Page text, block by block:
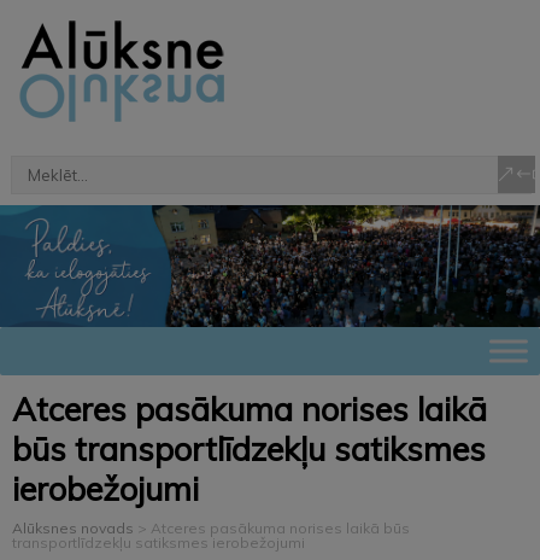
Atceres pasākuma norises laikā
būs transportlīdzekļu satiksmes
ierobežojumi
Alūksnes novads > Atceres pasākuma norises laikā būs
transportlīdzekļu satiksmes ierobežojumi